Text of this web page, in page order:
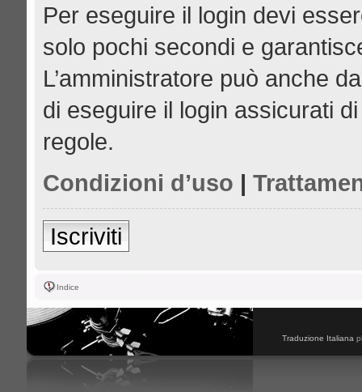
Per eseguire il login devi
solo pochi secondi e
L’amministratore può anche
di eseguire il login assicurati
regole.
Condizioni d’uso |
Iscriviti
Indice
Traduzione Italiana